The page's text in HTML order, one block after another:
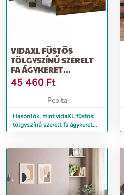
VIDAXL FÜSTÖS
TÖLGYSZÍNŰ SZERELT
FA ÁGYKERET
FEJTÁMLÁVAL 100 X
200 CM
45 460 Ft
Pepita
Hasonlók, mint vidaXL füstös
tölgyszínű szerelt fa ágykeret
fejtámlával 100 x 200 cm